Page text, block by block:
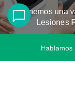
Tenemos una
Lesiones
Hablamos